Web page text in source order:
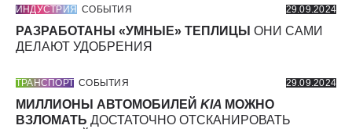
ИНДУСТРИЯ СОБЫТИЯ 29.09.2024
РАЗРАБОТАНЫ «УМНЫЕ» ТЕПЛИЦЫ ОНИ САМИ
ДЕЛАЮТ УДОБРЕНИЯ
ТРАНСПОРТ СОБЫТИЯ 29.09.2024
МИЛЛИОНЫ АВТОМОБИЛЕЙ KIA МОЖНО
ВЗЛОМАТЬ ДОСТАТОЧНО ОТСКАНИРОВАТЬ